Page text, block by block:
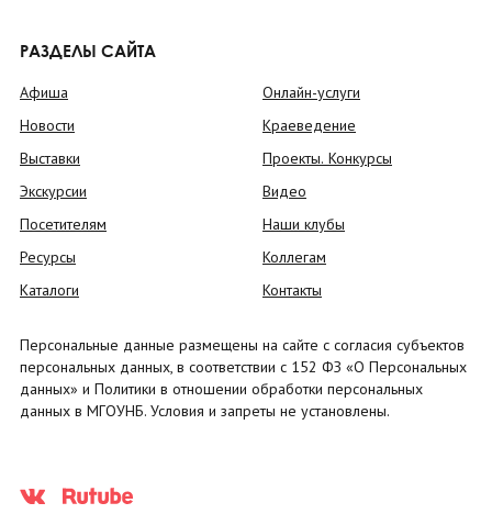
РАЗДЕЛЫ САЙТА
Афиша
Новости
Выставки
Экскурсии
Посетителям
Ресурсы
Каталоги
Онлайн-услуги
Краеведение
Проекты. Конкурсы
Видео
Наши клубы
Коллегам
Контакты
Персональные данные размещены на сайте с согласия субъектов
персональных данных, в соответствии с 152 ФЗ «О Персональных
данных» и Политики в отношении обработки персональных
данных в МГОУНБ. Условия и запреты не установлены.